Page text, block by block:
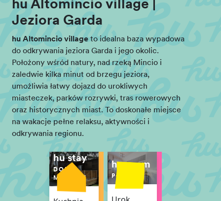
hu Altomincio village |
Jeziora Garda
hu Altomincio village to idealna baza wypadowa
do odkrywania jeziora Garda i jego okolic.
Położony wśród natury, nad rzeką Mincio i
zaledwie kilka minut od brzegu jeziora,
umożliwia łatwy dojazd do urokliwych
miasteczek, parków rozrywki, tras rowerowych
oraz historycznych miast. To doskonałe miejsce
na wakacje pełne relaksu, aktywności i
odkrywania regionu.
hu stay
DOMKI
MOBILNE
hu room
POKÓJ